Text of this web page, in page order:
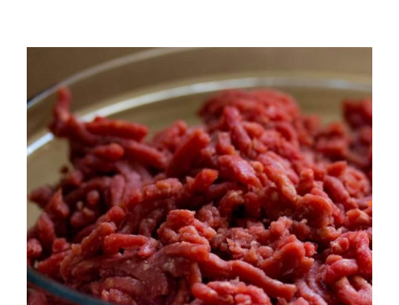
NOTICIES
CONTACTE